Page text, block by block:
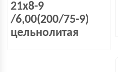
21x8-9
/6,00(200/75-9)
цельнолитая